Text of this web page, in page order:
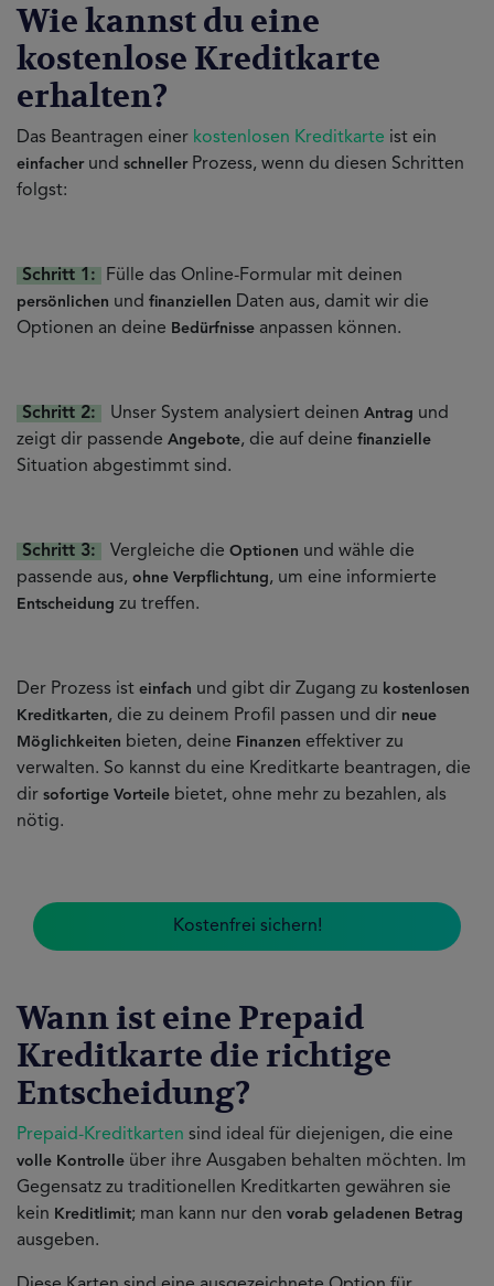
Wie kannst du eine
kostenlose Kreditkarte
erhalten?
Das Beantragen einer kostenlosen Kreditkarte ist ein
einfacherund schnellerProzess, wenn du diesen Schritten
folgst:
Schritt 1: Fülle das Online-Formular mit deinen
persönlichen und finanziellen Daten aus, damit wir die
Optionen an deine Bedürfnisse anpassen können.
Schritt 2: Unser System analysiert deinen Antrag und
zeigt dir passende Angebote, die auf deine finanzielle
Situation abgestimmt sind.
Schritt 3: Vergleiche die Optionen und wähle die
passende aus, ohne Verpflichtung, um eine informierte
Entscheidung zu treffen.
Der Prozess ist einfach und gibt dir Zugang zu kostenlosen
Kreditkarten, die zu deinem Profil passen und dir neue
Möglichkeiten bieten, deine Finanzen effektiver zu
verwalten. So kannst du eine Kreditkarte beantragen, die
dir sofortige Vorteile bietet, ohne mehr zu bezahlen, als
nötig.
Kostenfrei sichern!
Wann ist eine Prepaid
Kreditkarte die richtige
Entscheidung?
Prepaid-Kreditkarten sind ideal für diejenigen, die eine
volle Kontrolle über ihre Ausgaben behalten möchten. Im
Gegensatz zu traditionellen Kreditkarten gewähren sie
kein Kreditlimit; man kann nur den vorab geladenen Betrag
ausgeben.